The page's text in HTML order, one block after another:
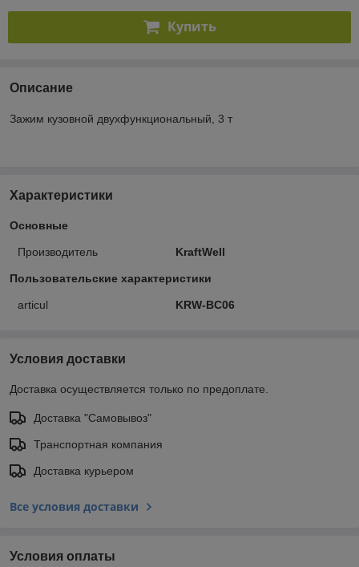
Купить
Описание
Зажим кузовной двухфункциональный, 3 т
Характеристики
Основные
Производитель KraftWell
Пользовательские характеристики
articul KRW-BC06
Условия доставки
Доставка осуществляется только по предоплате.
Доставка "Самовывоз"
Транспортная компания
Доставка курьером
Все условия доставки
Условия оплаты